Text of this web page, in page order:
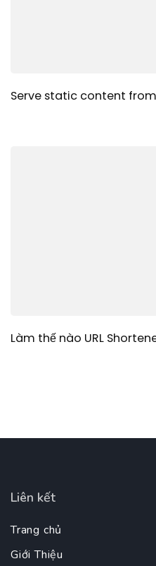
Serve static content
Làm thế nào URL
Liên kết
Trang chủ
Giới Thiệu